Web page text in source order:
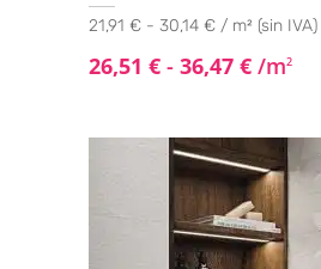
21,91 € - 30,14 € / m² (sin IVA)
26,51 € - 36,47 € /m2